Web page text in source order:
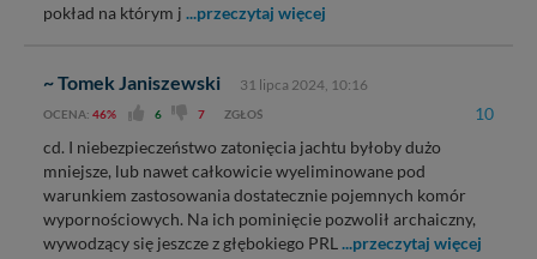
pokład na którym j ...przeczytaj więcej
~ Tomek Janiszewski 31 lipca 2024, 10:16
OCENA: 46% 6 7 ZGŁOŚ 10
cd. I niebezpieczeństwo zatonięcia jachtu byłoby dużo
mniejsze, lub nawet całkowicie wyeliminowane pod
warunkiem zastosowania dostatecznie pojemnych komór
wypornościowych. Na ich pominięcie pozwolił archaiczny,
wywodzący się jeszcze z głębokiego PRL ...przeczytaj więcej